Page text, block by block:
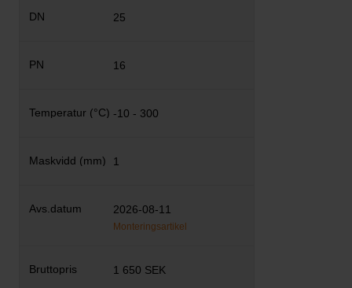
25
16
-10 - 300
1
2026-08-11
Monteringsartikel
1 650 SEK